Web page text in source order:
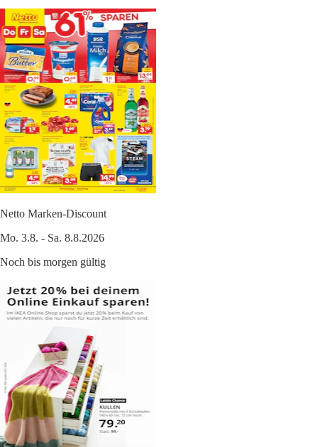
Netto Marken-Discount
Mo. 3.8. - Sa. 8.8.2026
Noch bis morgen gültig